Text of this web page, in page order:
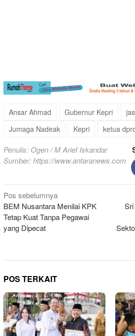
Ansar Ahmad Gubernur Kepri
Jumaga Nadeak
Kepri ketua
Penulis: Ogen / M Arief Iskandar
Sumber:https://www.antaranews.com
Navigasi
pos
Pos sebelumnya
BEM Nusantara Menilai KPK
Tetap Kuat Tanpa Pegawai
yang Dipecat
POS TERKAIT